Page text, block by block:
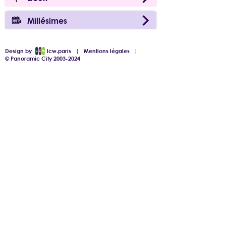
Millésimes
Design by lcw.paris |Mentions légales |
© Panoramic City 2003-2024